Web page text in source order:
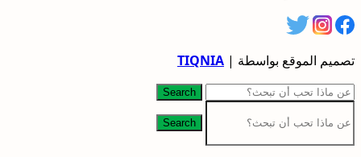
تصميم الموقع بواسطة | TIQNIA
Search
Search